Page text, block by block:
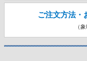
ご注文方法・
（